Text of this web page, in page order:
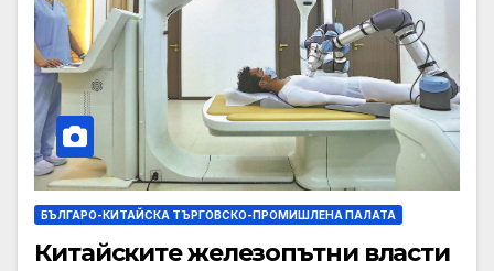
БЪЛГАРО-КИТАЙСКА ТЪРГОВСКО-ПРОМИШЛЕНА ПАЛАТА
Китайските железопътни власти